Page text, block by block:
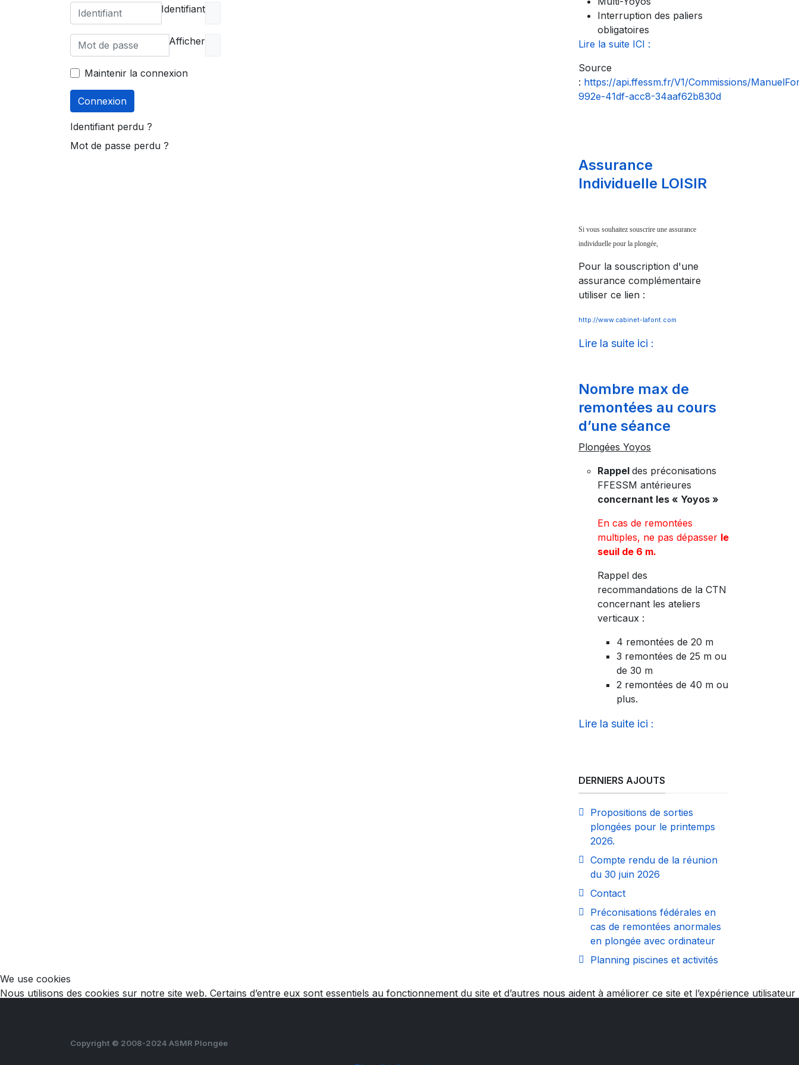
Identifiant
Afficher
Maintenir la connexion
Connexion
Identifiant perdu ?
Mot de passe perdu ?
Interruption des paliers
obligatoires
Lire la suite ICI :
Source
: https://api.ffessm.fr/V1/Commissions/
992e-41df-acc8-34aaf62b830d
Assurance
Individuelle LOISIR
Si vous souhaitez souscrire une assurance
individuelle pour la plongée,
Pour la souscription d'une
assurance complémentaire
utiliser ce lien :
http://www.cabinet-lafont.com
Lire la suite ici :
Nombre max de
remontées au cours
d’une séance
Plongées Yoyos
Rappel des préconisations
FFESSM antérieures
concernant les « Yoyos »
En cas de remontées
multiples, ne pas dépasser le
seuil de 6 m.
Rappel des
recommandations de la CTN
concernant les ateliers
verticaux :
4 remontées de 20 m
3 remontées de 25 m ou
de 30 m
2 remontées de 40 m ou
plus.
Lire la suite ici :
DERNIERS AJOUTS
Propositions de sorties
plongées pour le printemps
2026.
Compte rendu de la réunion
du 30 juin 2026
Contact
Préconisations fédérales en
cas de remontées anormales
en plongée avec ordinateur
Planning piscines et activités
Copyright © 2008-2024 ASMR Plongée
We use cookies
Nous utilisons des cookies sur notre site web. Certains d’entre eux sont essentiels au fonctionnement du site et d’autres nous aident à améliorer ce site et l’expérience utilisateur
Je refuse